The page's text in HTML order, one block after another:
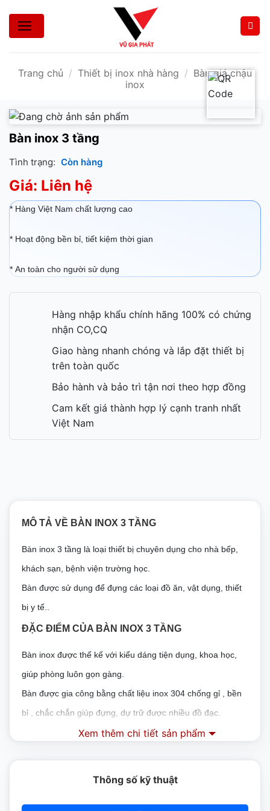
nội
Trang chủ / Thiết bị inox nhà hàng / Bàn giá chậu
inox
Bàn inox 3 tầng
Tình trạng: Còn hàng
Giá: Liên hệ
* Hàng Việt Nam chất lượng cao
* Hoạt động bền bỉ, tiết kiệm thời gian
* An toàn cho người sử dụng
Hàng nhập khẩu chính hãng 100% có chứng
nhận CO,CQ
Giao hàng nhanh chóng và lắp đặt thiết bị
trên toàn quốc
Bảo hành và bảo trì tận nơi theo hợp đồng
Cam kết giá thành hợp lý cạnh tranh nhất
Việt Nam
MÔ TẢ VỀ BÀN INOX 3 TẦNG
Bàn inox 3 tầng là loại thiết bị chuyên dụng cho nhà bếp,
khách sạn, bệnh viện trường học.
Bàn được sử dụng để đựng các loại đồ ăn, vật dụng, thiết
bị y tế..
ĐẶC ĐIỂM CỦA BÀN INOX 3 TẦNG
Bàn inox được thế kế với kiểu dáng tiện dụng, khoa học,
giúp phòng luôn gọn gàng.
Bàn được gia công bằng chất liệu inox 304 chống gỉ , bền
bỉ , chắc chắn giúp đựng, dự trữ được nhiều đồ đạc.
Bề mặt của inox nhẵn, sạch sẽ, sáng bóng , tô điểm cho
Xem thêm chi tiết sản phẩm
Thông số kỹ thuật